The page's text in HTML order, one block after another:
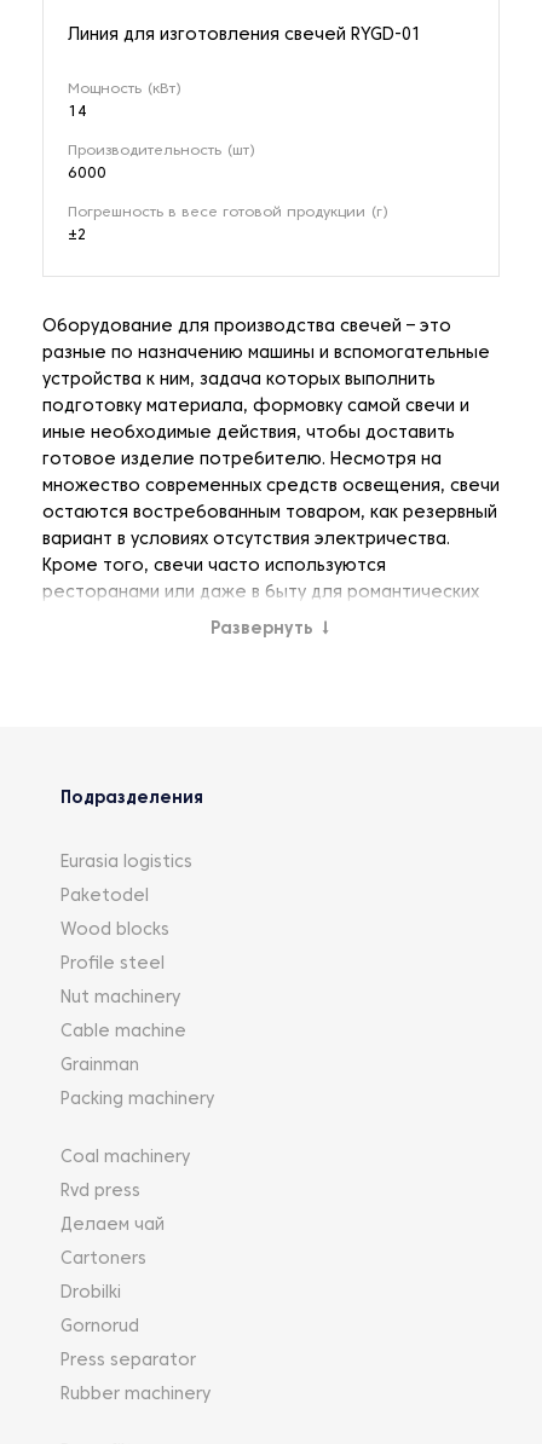
Линия для изготовления свечей RYGD-01
Мощность (кВт)
14
Производительность (шт)
6000
Погрешность в весе готовой продукции (г)
±2
Оборудование для производства свечей – это
разные по назначению машины и вспомогательные
устройства к ним, задача которых выполнить
подготовку материала, формовку самой свечи и
иные необходимые действия, чтобы доставить
готовое изделие потребителю. Несмотря на
множество современных средств освещения, свечи
остаются востребованным товаром, как резервный
вариант в условиях отсутствия электричества.
Кроме того, свечи часто используются
ресторанами или даже в быту для романтических
вечеров и т.п. Поэтому и само оборудование тоже
Развернуть ↓
Подразделения
Eurasia logistics
Paketodel
Wood blocks
Profile steel
Nut machinery
Cable machine
Grainman
Packing machinery
Coal machinery
Rvd press
Делаем чай
Cartoners
Drobilki
Gornorud
Press separator
Rubber machinery